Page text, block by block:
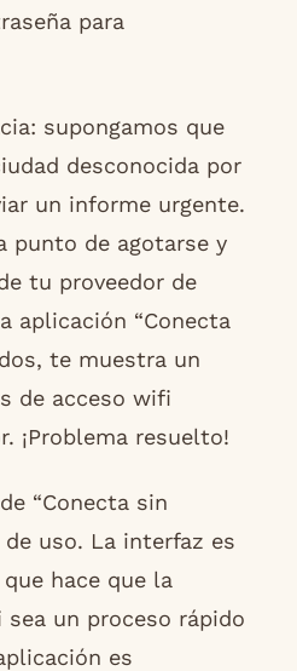
para
supongamos que
desconocida por
un informe urgente.
punto de agotarse y
tu proveedor de
aplicación “Conecta
te muestra un
de acceso wifi
¡Problema resuelto!
“Conecta sin
uso. La interfaz es
hace que la
un proceso rápido
es